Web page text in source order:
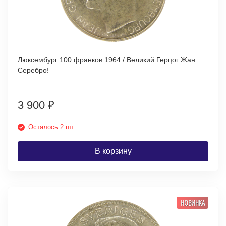
Люксембург 100 франков 1964 / Великий Герцог Жан
Серебро!
3 900 ₽
Осталось 2 шт.
В корзину
НОВИНКА